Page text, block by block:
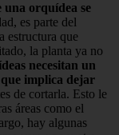
una orquídea se
es parte del
estructura que
la planta ya no
necesitan un
que implica dejar
de cortarla. Esto le
áreas como el
hay algunas